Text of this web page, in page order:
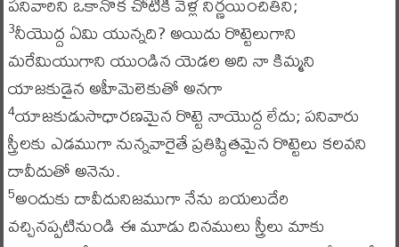
3నీయొద్ద ఏమి యున్నది? అయిదు రొట్టెలుగాని
మరేమియుగాని యుండిన యెడల అది నా కిమ్మని
యాజకుడైన అహీమెలెకుతో అనగా
4యాజకుడుసాధారణమైన రొట్టె నాయొద్ద లేదు; పనివారు
స్త్రీలకు ఎడముగా నున్నవారైతే ప్రతిష్ఠితమైన రొట్టెలు కలవని
దావీదుతో అనెను.
5అందుకు దావీదునిజముగా నేను బయలుదేరి
వచ్చినప్పటినుండి ఈ మూడు దినములు స్త్రీలు మాకు